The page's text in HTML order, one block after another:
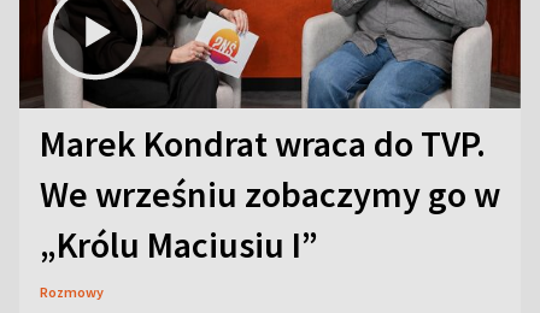
Marek Kondrat wraca do TVP.
We wrześniu zobaczymy go w
„Królu Maciusiu I”
Rozmowy